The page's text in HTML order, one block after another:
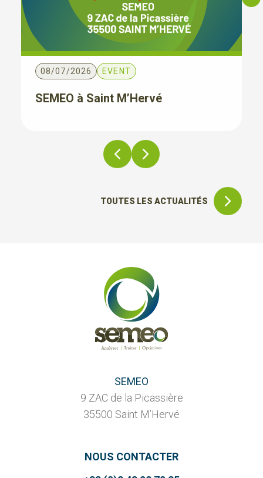
08/07/2026 EVENT
SEMEO à Saint M’Hervé
TOUTES LES ACTUALITÉS
SEMEO
9 ZAC de la Picassière
35500 Saint M’Hervé
NOUS CONTACTER